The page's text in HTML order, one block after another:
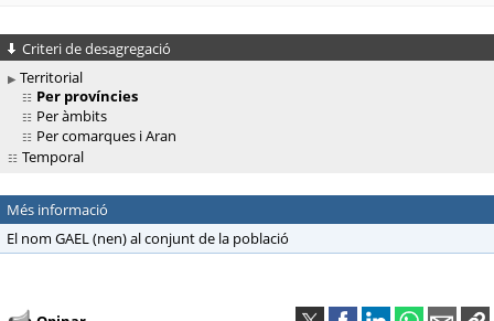
Criteri de desagregació
Territorial
Per províncies
Per àmbits
Per comarques i Aran
Temporal
Més informació
El nom GAEL (nen) al conjunt de la població